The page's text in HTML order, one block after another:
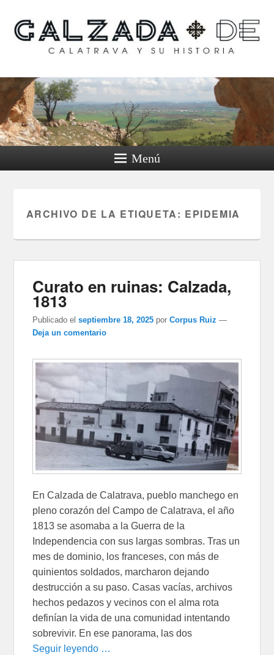
Calzada de Calatrava y
su historia
Menú
ARCHIVO DE LA ETIQUETA: EPIDEMIA
Curato en ruinas: Calzada,
1813
Publicado el septiembre 18, 2025 porCorpus Ruiz —
Deja un comentario
En Calzada de Calatrava, pueblo manchego en
pleno corazón del Campo de Calatrava, el año
1813 se asomaba a la Guerra de la
Independencia con sus largas sombras. Tras un
mes de dominio, los franceses, con más de
quinientos soldados, marcharon dejando
destrucción a su paso. Casas vacías, archivos
hechos pedazos y vecinos con el alma rota
definían la vida de una comunidad intentando
sobrevivir. En ese panorama, las dos
Seguir leyendo …